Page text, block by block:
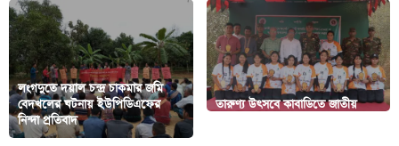
লংগদুতে দয়াল চন্দ্র চাকমার জমি
বেদখলের ঘটনায় ইউপিডিএফের
নিন্দা প্রতিবাদ
তারুণ্য উৎসবে কাবাডিতে জাতীয়